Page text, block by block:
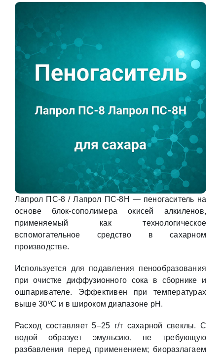
Лапрол ПС-8 / Лапрол ПС-8Н — пеногаситель на
основе блок-сополимера окисей алкиленов,
применяемый как технологическое
вспомогательное средство в сахарном
производстве.
Используется для подавления пенообразования
при очистке диффузионного сока в сборнике и
ошпаривателе. Эффективен при температурах
выше 30ºС и в широком диапазоне pH.
Расход составляет 5–25 г/т сахарной свеклы. С
водой образует эмульсию, не требующую
разбавления перед применением; биоразлагаем